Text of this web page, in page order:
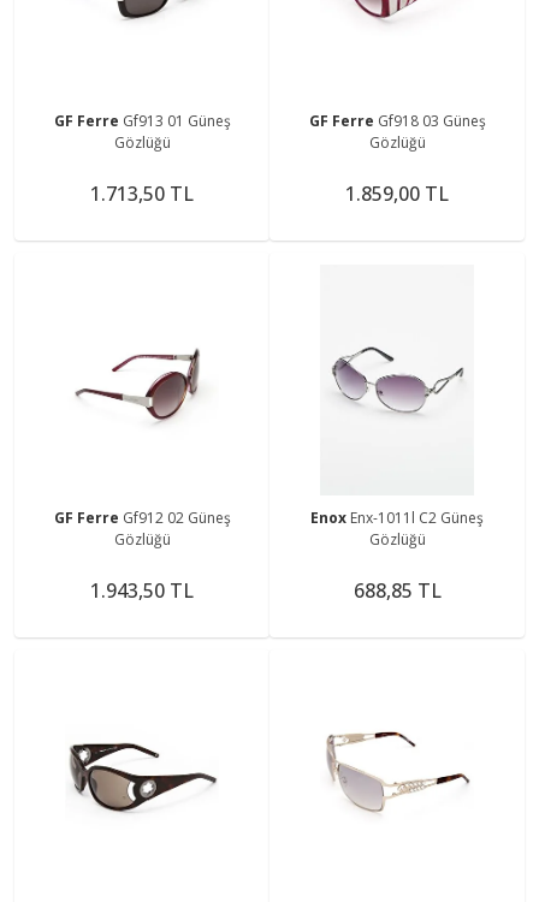
GF Ferre Gf913 01 Güneş
Gözlüğü
1.713,50 TL
GF Ferre Gf918 03 Güneş
Gözlüğü
1.859,00 TL
GF Ferre Gf912 02 Güneş
Gözlüğü
1.943,50 TL
Enox Enx-1011l C2 Güneş
Gözlüğü
688,85 TL